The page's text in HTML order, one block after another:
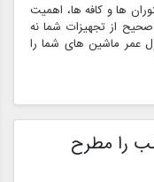
ها و کافه ها، اهمیت
از تجهیزات شما نه
عمر ماشین های شما را
را مطرح